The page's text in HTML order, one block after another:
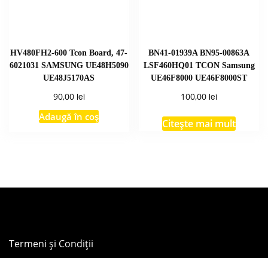
HV480FH2-600 Tcon Board, 47-
6021031 SAMSUNG UE48H5090
UE48J5170AS
90,00 lei
Adaugă în coș
BN41-01939A BN95-00863A
LSF460HQ01 TCON Samsung
UE46F8000 UE46F8000ST
100,00 lei
Citește mai mult
Termeni și Condiții